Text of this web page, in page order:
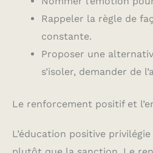
Rappeler la règle de
constante.
Proposer une
s’isoler, demander de
Le renforcement positif et
L’éducation positive